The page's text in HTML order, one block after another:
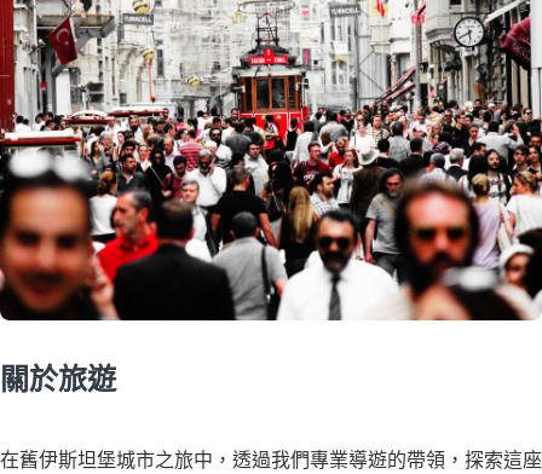
關於旅遊
在舊伊斯坦堡城市之旅中，透過我們專業導遊的帶領，探索這座